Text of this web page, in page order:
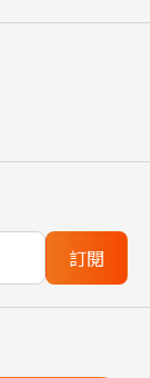
訂閱